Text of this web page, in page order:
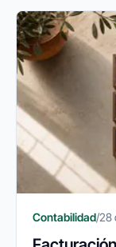
Contabilidad/28